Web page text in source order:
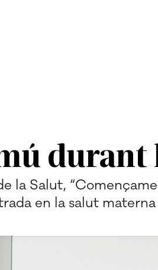
durant
la Salut,
en la salut